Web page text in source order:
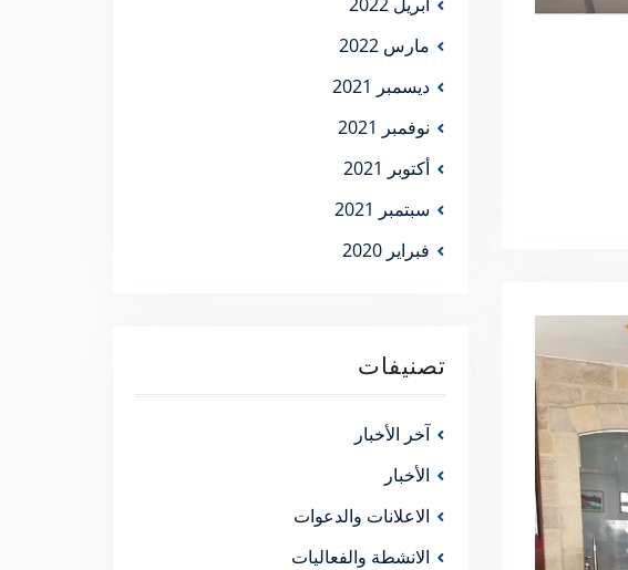
مارس 2022
ديسمبر 2021
نوفمبر 2021
أكتوبر 2021
سبتمبر 2021
فبراير 2020
تصنيفات
آخر الأخبار
الأخبار
الاعلانات والدعوات
الانشطة والفعاليات